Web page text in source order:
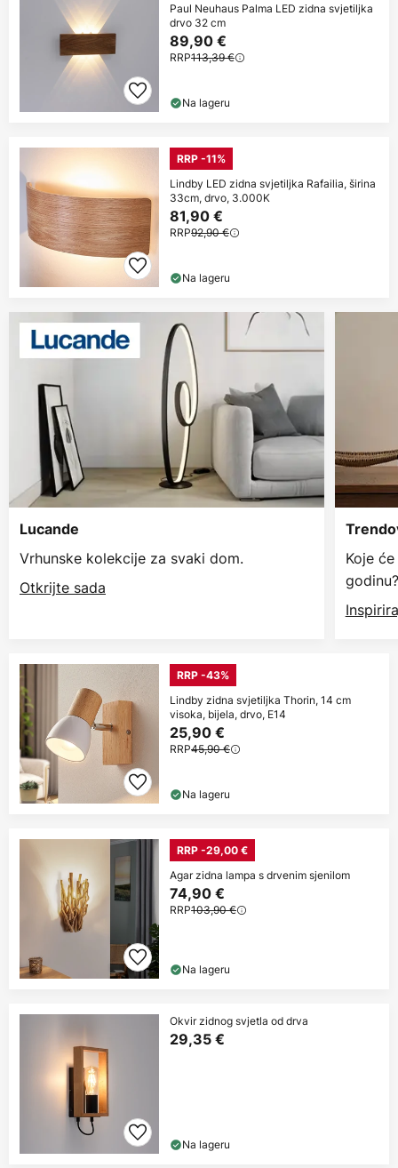
Paul Neuhaus Palma LED zidna svjetiljka
drvo 32 cm
89,90 €
RRP113,39 €
Na lageru
RRP -11%
Lindby LED zidna svjetiljka Rafailia, širina
33cm, drvo, 3.000K
81,90 €
RRP92,90 €
Na lageru
Lucande
Vrhunske kolekcije za svaki dom.
Otkrijte sada
Koje
godinu?
RRP -43%
Lindby zidna svjetiljka Thorin, 14 cm
visoka, bijela, drvo, E14
25,90 €
RRP45,90 €
Na lageru
RRP -29,00 €
Agar zidna lampa s drvenim sjenilom
74,90 €
RRP103,90 €
Na lageru
Okvir zidnog svjetla od drva
29,35 €
Na lageru